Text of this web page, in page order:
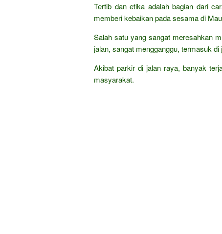
Tertib dan etika adalah bagian dari
memberi kebaikan pada sesama di
Salah satu yang sangat meresahkan
jalan, sangat mengganggu, termasuk di
Akibat parkir di jalan raya, banyak
masyarakat.